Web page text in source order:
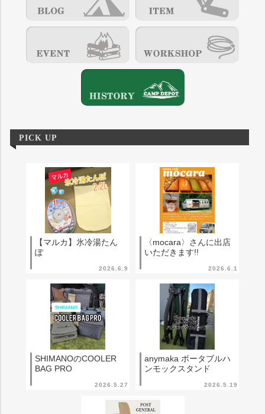
PICK UP
2026.6.9
【マルカ】氷冷湯たん
ぽ
2026.6.1
〈mocara〉さんに出店
いただきます!!
2026.5.27
SHIMANOのCOOLER
BAG PRO
2026.5.19
anymaka ポータブルハ
ンモックスタンド